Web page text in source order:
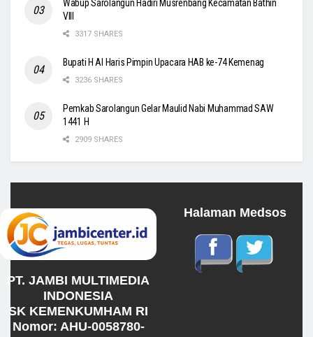
Wabup Sarolangun Hadiri Musrenbang Kecamatan Bathin
VIII
3317 SHARES
Bupati H Al Haris Pimpin Upacara HAB ke-74 Kemenag
3236 SHARES
Pemkab Sarolangun Gelar Maulid Nabi Muhammad SAW
1441 H
2909 SHARES
PT. JAMBI MULTIMEDIA
INDONESIA
SK KEMENKUMHAM RI
Nomor: AHU-0058780-
Halaman Medsos